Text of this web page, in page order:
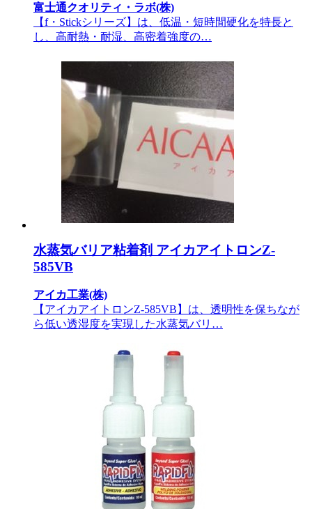
富士通クオリティ・ラボ(株)
【f・Stickシリーズ】は、低温・短時間硬化を特長と
し、高耐熱・耐湿、高密着強度の…
水蒸気バリア粘着剤 アイカアイトロンZ-
585VB
アイカ工業(株)
【アイカアイトロンZ-585VB】は、透明性を保ちなが
ら低い透湿度を実現した水蒸気バリ…